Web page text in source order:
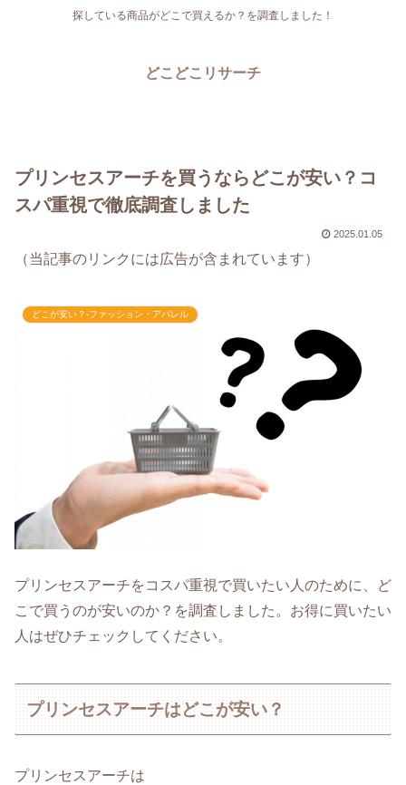
探している商品がどこで買えるか？を調査しました！
どこどこリサーチ
プリンセスアーチを買うならどこが安い？コ
スパ重視で徹底調査しました
2025.01.05
（当記事のリンクには広告が含まれています）
どこが安い？-ファッション・アパレル
プリンセスアーチをコスパ重視で買いたい人のために、ど
こで買うのが安いのか？を調査しました。お得に買いたい
人はぜひチェックしてください。
プリンセスアーチはどこが安い？
プリンセスアーチは